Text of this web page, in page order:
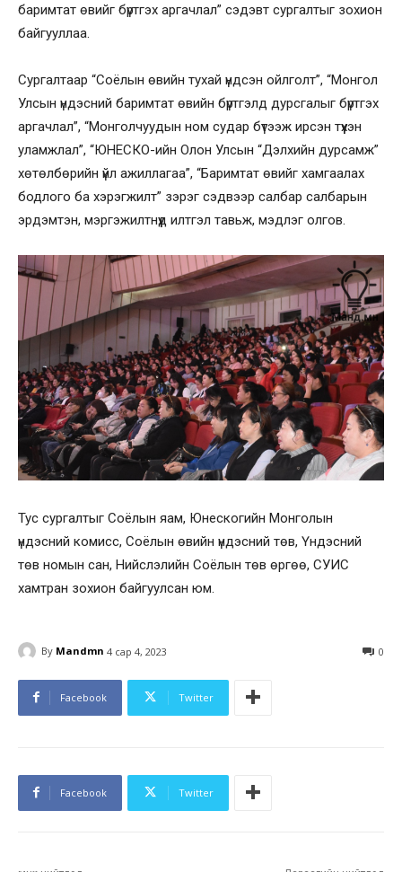
баримтат өвийг бүртгэх аргачлал” сэдэвт сургалтыг зохион
байгууллаа.
Сургалтаар “Соёлын өвийн тухай үндсэн ойлголт”, “Монгол
Улсын үндэсний баримтат өвийн бүртгэлд дурсгалыг бүртгэх
аргачлал”, “Монголчуудын ном судар бүтээж ирсэн түүхэн
уламжлал”, “ЮНЕСКО-ийн Олон Улсын “Дэлхийн дурсамж”
хөтөлбөрийн үйл ажиллагаа”, “Баримтат өвийг хамгаалах
бодлого ба хэрэгжилт” зэрэг сэдвээр салбар салбарын
эрдэмтэн, мэргэжилтнүүд илтгэл тавьж, мэдлэг олгов.
Тус сургалтыг Соёлын яам, Юнескогийн Монголын
үндэсний комисс, Соёлын өвийн үндэсний төв, Үндэсний
төв номын сан, Нийслэлийн Соёлын төв өргөө, СУИС
хамтран зохион байгуулсан юм.
By Mandmn 4 сар 4, 2023 0
Facebook Twitter
Facebook Twitter